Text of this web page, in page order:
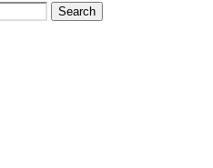
Search